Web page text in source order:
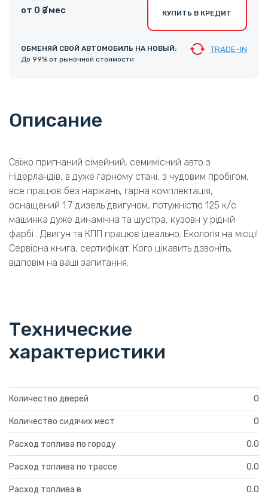
от 0 ₴ /мес КУПИТЬ В КРЕДИТ
ОБМЕНЯЙ СВОЙ АВТОМОБИЛЬ НА НОВЫЙ:
До 99% от рыночной стоимости
TRADE-IN
Технические
характеристики
Количество дверей 0
Количество сидячих мест 0
Расход топлива по городу 0.0
Расход топлива по трассе 0.0
Расход топлива в
0.0
Описание
Свіжо пригнаний сімейний, семимісний авто з
Нідерландів, в дуже гарному стані, з чудовим пробігом,
все працює без нарікань, гарна комплектація,
оснащений 1.7 дизель двигуном, потужністю 125 к/с
машинка дуже динамічна та шустра, кузовн у рідній
фарбі . Двигун та КПП працює ідеально. Екологія на місці!
Сервісна книга, сертифікат. Кого цікавить дзвоніть,
відповім на ваші запитання.